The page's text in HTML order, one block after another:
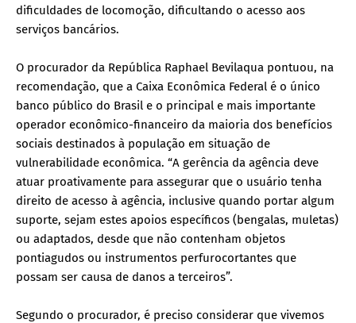
dificuldades de locomoção, dificultando o acesso aos
serviços bancários.
O procurador da República Raphael Bevilaqua pontuou, na
recomendação, que a Caixa Econômica Federal é o único
banco público do Brasil e o principal e mais importante
operador econômico-financeiro da maioria dos benefícios
sociais destinados à população em situação de
vulnerabilidade econômica. “A gerência da agência deve
atuar proativamente para assegurar que o usuário tenha
direito de acesso à agência, inclusive quando portar algum
suporte, sejam estes apoios específicos (bengalas, muletas)
ou adaptados, desde que não contenham objetos
pontiagudos ou instrumentos perfurocortantes que
possam ser causa de danos a terceiros”.
Segundo o procurador, é preciso considerar que vivemos